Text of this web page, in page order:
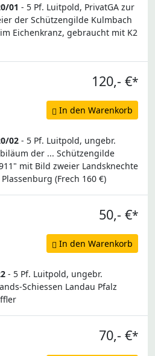
01 - 5 Pf. Luitpold, PrivatGA zur
der Schützengilde Kulmbach
Eichenkranz, gebraucht mit K2
120,- €*
In den Warenkorb
02 - 5 Pf. Luitpold, ungebr.
der ... Schützengilde
mit Bild zweier Landsknechte
(Frech 160 €)
50,- €*
In den Warenkorb
- 5 Pf. Luitpold, ungebr.
Schiessen Landau Pfalz
70,- €*